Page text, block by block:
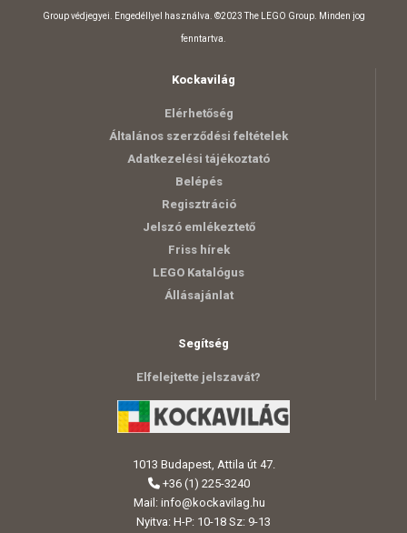
Group védjegyei. Engedéllyel használva. ©2023 The LEGO Group. Minden jog
fenntartva.
Kockavilág
Elérhetőség
Általános szerződési feltételek
Adatkezelési tájékoztató
Belépés
Regisztráció
Jelszó emlékeztető
Friss hírek
LEGO Katalógus
Állásajánlat
Segítség
Elfelejtette jelszavát?
1013 Budapest, Attila út 47.
+36 (1) 225-3240
Mail: info@kockavilag.hu
Nyitva: H-P: 10-18 Sz: 9-13